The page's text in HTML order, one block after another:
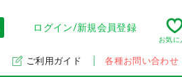
ログイン/新規会員登録
お気に
ご利用ガイド 各種お問い合わせ